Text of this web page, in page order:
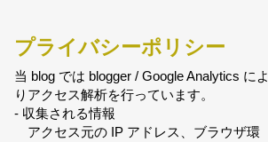
プライバシーポリシー
当 blog では blogger / Google Analytics によ
りアクセス解析を行っています。
- 収集される情報
アクセス元の IP アドレス、ブラウザ環